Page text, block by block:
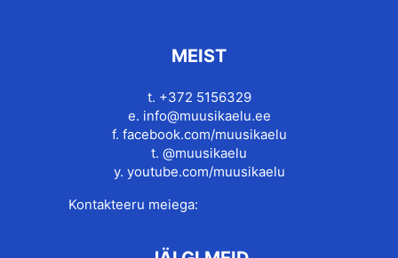
MEIST
t. +372 5156329
e. info@muusikaelu.ee
f. facebook.com/muusikaelu
t. @muusikaelu
y. youtube.com/muusikaelu
Kontakteeru meiega: